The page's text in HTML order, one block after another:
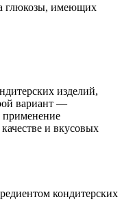
глюкозы, имеющих
изделий,
вариант —
применение
и вкусовых
кондитерских